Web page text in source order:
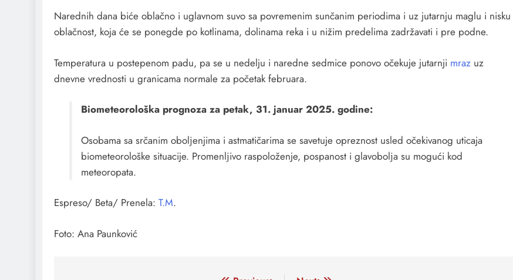
Narednih dana biće oblačno i uglavnom suvo sa povremenim sunčanim periodima i uz jutarnju maglu i nisku
oblačnost, koja će se ponegde po kotlinama, dolinama reka i u nižim predelima zadržavati i pre podne.
Temperatura u postepenom padu, pa se u nedelju i naredne sedmice ponovo očekuje jutarnji mraz uz
dnevne vrednosti u granicama normale za početak februara.
Biometeorološka prognoza za petak, 31. januar 2025. godine:
Osobama sa srčanim obolјenjima i astmatičarima se savetuje opreznost usled očekivanog uticaja
biometeorološke situacije. Promenlјivo raspoloženje, pospanost i glavobolјa su mogući kod
meteoropata.
Espreso/ Beta/ Prenela: T.M.
Foto: Ana Paunković